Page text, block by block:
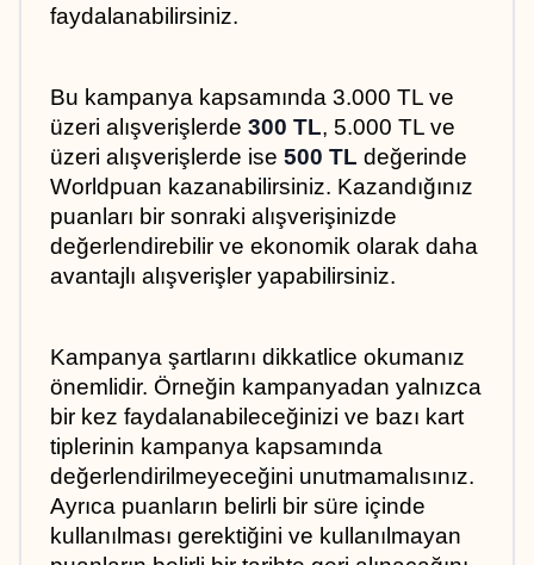
faydalanabilirsiniz.
Bu kampanya kapsamında 3.000 TL ve
üzeri alışverişlerde 300 TL, 5.000 TL ve
üzeri alışverişlerde ise 500 TL değerinde
Worldpuan kazanabilirsiniz. Kazandığınız
puanları bir sonraki alışverişinizde
değerlendirebilir ve ekonomik olarak daha
avantajlı alışverişler yapabilirsiniz.
Kampanya şartlarını dikkatlice okumanız
önemlidir. Örneğin kampanyadan yalnızca
bir kez faydalanabileceğinizi ve bazı kart
tiplerinin kampanya kapsamında
değerlendirilmeyeceğini unutmamalısınız.
Ayrıca puanların belirli bir süre içinde
kullanılması gerektiğini ve kullanılmayan